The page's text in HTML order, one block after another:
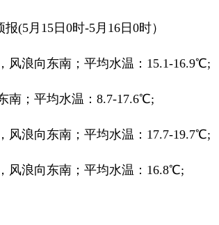
(5月15日0时-5月16日0时）
风浪向东南；平均水温：15.1-16.9℃;
南；平均水温：8.7-17.6℃;
风浪向东南；平均水温：17.7-19.7℃;
风浪向东南；平均水温：16.8℃;